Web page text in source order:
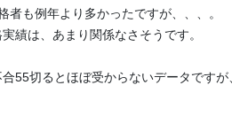
者も例年より多かったですが、、、。
績は、あまり関係なさそうです。
55切るとほぼ受からないデータです